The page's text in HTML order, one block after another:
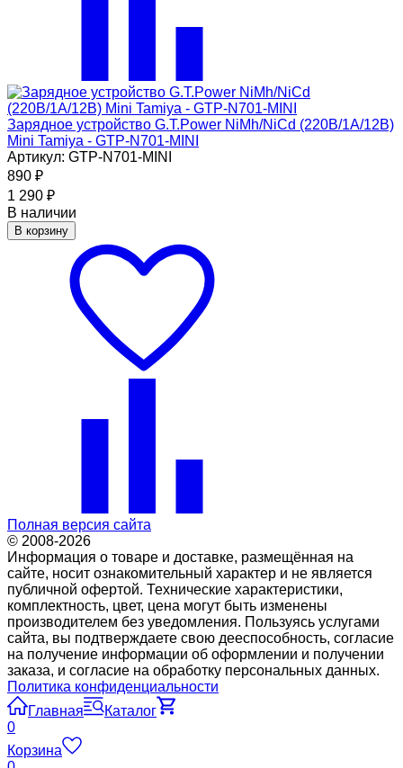
Зарядное устройство G.T.Power NiMh/NiCd (220В/1A/12В)
Mini Tamiya - GTP-N701-MINI
Артикул: GTP-N701-MINI
890 ₽
1 290 ₽
В наличии
В корзину
Полная версия сайта
© 2008-2026
Информация о товаре и доставке, размещённая на
сайте, носит ознакомительный характер и не является
публичной офертой. Технические характеристики,
комплектность, цвет, цена могут быть изменены
производителем без уведомления. Пользуясь услугами
сайта, вы подтверждаете свою дееспособность, согласие
на получение информации об оформлении и получении
заказа, и согласие на обработку персональных данных.
Политика конфиденциальности
Главная
Каталог
0
Корзина